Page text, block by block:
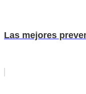
Las mejores